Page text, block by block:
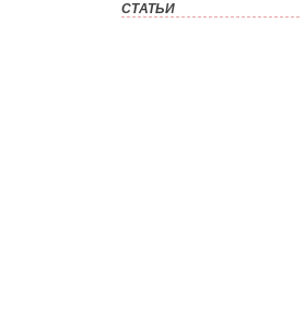
СТАТЬИ